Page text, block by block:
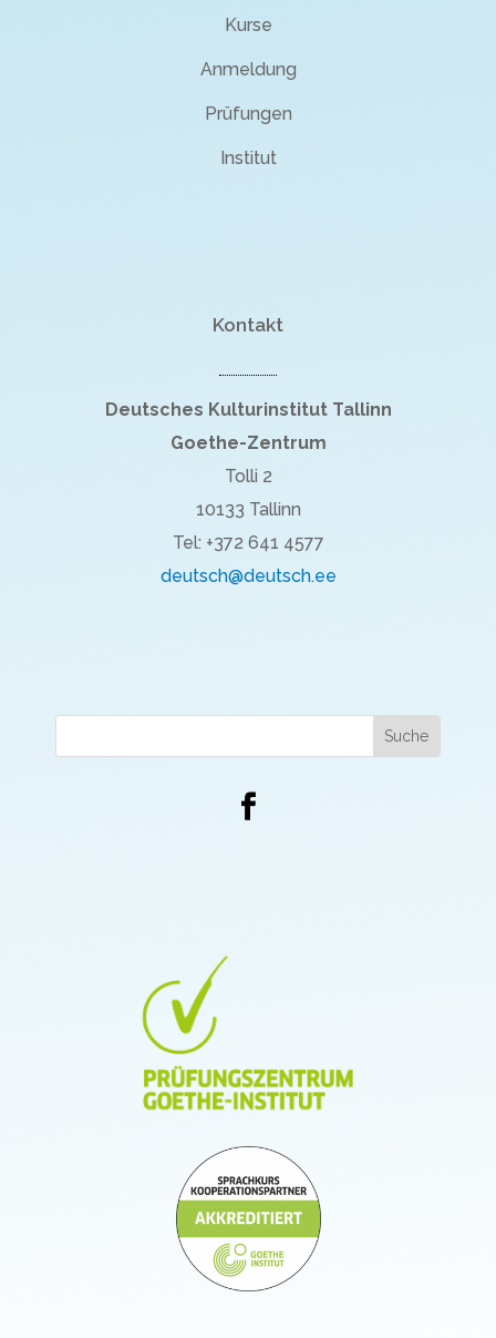
Kurse
Anmeldung
Prüfungen
Institut
Kontakt
Deutsches Kulturinstitut Tallinn
Goethe-Zentrum
Tolli 2
10133 Tallinn
Tel: +372 641 4577
deutsch@deutsch.ee